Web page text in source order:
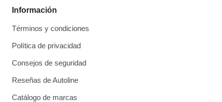
Información
Términos y condiciones
Política de privacidad
Consejos de seguridad
Reseñas de Autoline
Catálogo de marcas